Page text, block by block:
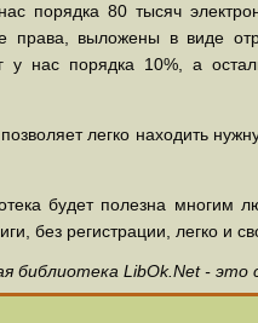
порядка 80 тысяч
права, выложены в виде
у нас порядка 10%, а
легко находить
будет полезна
без регистрации, легко и
библиотека LibOk.Net - это